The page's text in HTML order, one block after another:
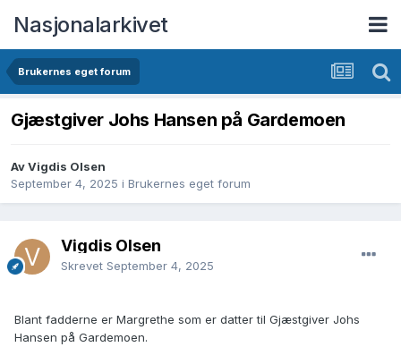
Nasjonalarkivet
Brukernes eget forum
Gjæstgiver Johs Hansen på Gardemoen
Av Vigdis Olsen
September 4, 2025 i Brukernes eget forum
Vigdis Olsen
Skrevet September 4, 2025
Blant fadderne er Margrethe som er datter til Gjæstgiver Johs
Hansen på Gardemoen.